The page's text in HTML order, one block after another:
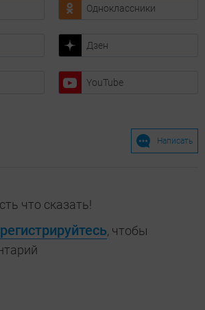
Одноклассники
Дзен
YouTube
Написать
что сказать!
, чтобы